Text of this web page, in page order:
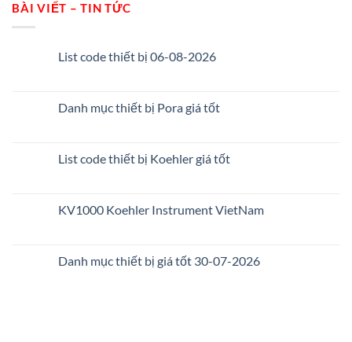
BÀI VIẾT – TIN TỨC
List code thiết bị 06-08-2026
Danh mục thiết bị Pora giá tốt
List code thiết bị Koehler giá tốt
KV1000 Koehler Instrument VietNam
Danh mục thiết bị giá tốt 30-07-2026